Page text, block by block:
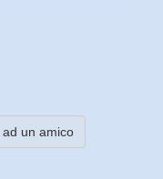
ad un amico